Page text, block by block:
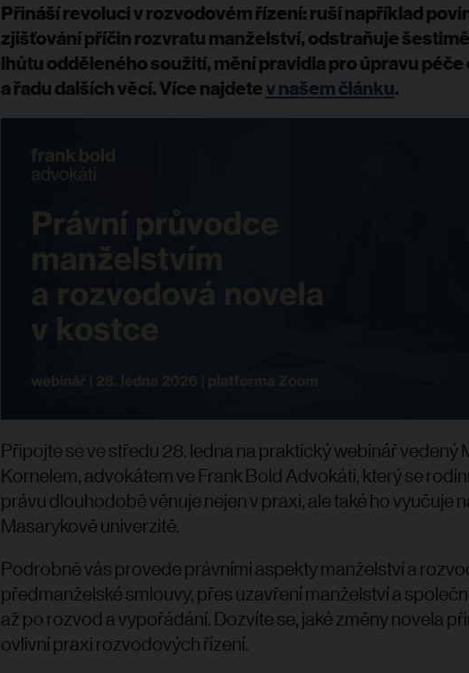
Přináší revoluci v rozvodovém řízení: ruší například
zjišťování příčin rozvratu manželství, odstraňuje
lhůtu odděleného soužití, mění pravidla pro úpravu péče
a řadu dalších věcí. Více najdetev našem článku.
Připojte se ve středu 28. ledna na praktický webinářvedený
Kornelem, advokátem ve Frank Bold Advokáti, který se
právu dlouhodobě věnuje nejen v praxi, ale také ho vyučuje
Masarykově univerzitě.
Podrobně vás provede právními aspekty manželství a
předmanželské smlouvy, přes uzavření manželství a
až po rozvod a vypořádání. Dozvíte se, jaké změny novela
ovlivní praxi rozvodových řízení.